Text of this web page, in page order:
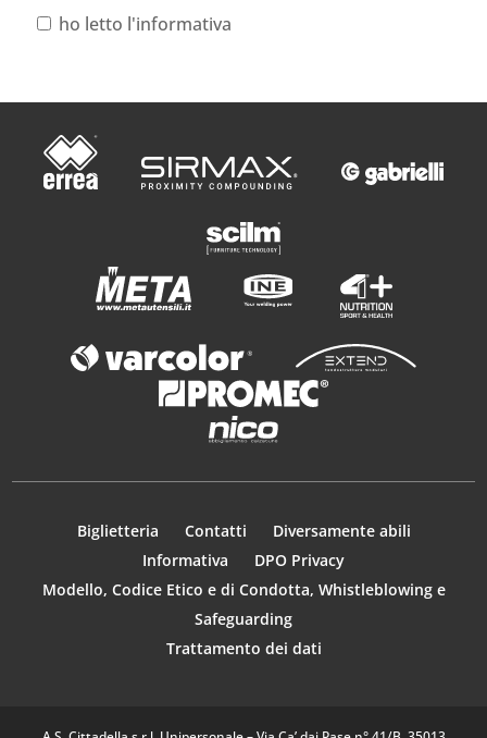
ho letto l'informativa
Biglietteria Contatti
Diversamente abili
Informativa
DPO Privacy
Modello, Codice Etico e di Condotta, Whistleblowing e
Safeguarding
Trattamento dei dati